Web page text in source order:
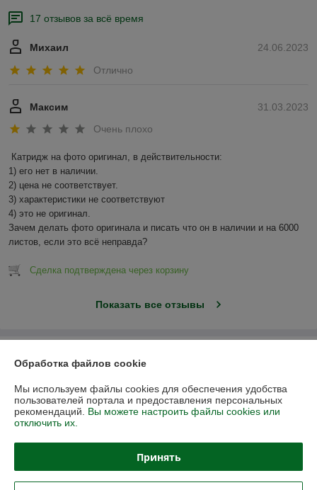
17 отзывов за всё время
24.06.2023
Михаил
Отлично
31.03.2023
Максим
Очень плохо
Катридж на фото оригинал, в действительности:
1) его нет в наличии.
2) цена не соответствует.
3) характеристики не соответствуют
4) это не оригинал.
Зачем делать фото оригинала и писать что он в наличии и на 6000
листов, если это всё неправда?
Сделка подтверждена через корзину
Показать все отзывы
Контакты
Доставка и оплата
Полная версия сайта
Обработка файлов cookie
Мы используем файлы cookies для обеспечения удобства
пользователей портала и предоставления персональных
рекомендаций. Вы можете настроить файлы cookies или
отключить их.
Принять